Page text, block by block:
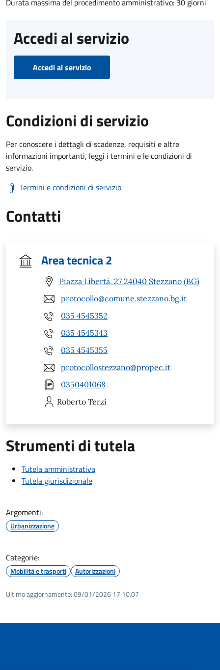
Accedi al servizio
Accedi al servizio
Condizioni di servizio
Per conoscere i dettagli di scadenze, requisiti e altre
informazioni importanti, leggi i termini e le condizioni di
servizio.
Termini e condizioni di servizio
Contatti
Area tecnica 2
Piazza Libertà, 27 24040 Stezzano (BG)
protocollo@comune.stezzano.bg.it
035 4545352
035 4545343
035 4545355
protocollostezzano@propec.it
0350401068
Roberto Terzi
Strumenti di tutela
Tutela amministrativa
Tutela giurisdizionale
Argomenti:
Urbanizzazione
Categorie:
Mobilità e trasporti Autorizzazioni
Ultimo aggiornamento:09/01/2026 17:10.07